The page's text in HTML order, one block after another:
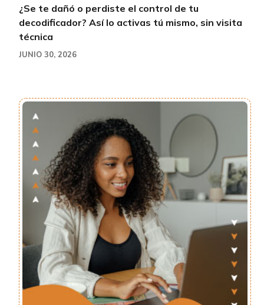
¿Se te dañó o perdiste el control de tu
decodificador? Así lo activas tú mismo, sin visita
técnica
JUNIO 30, 2026